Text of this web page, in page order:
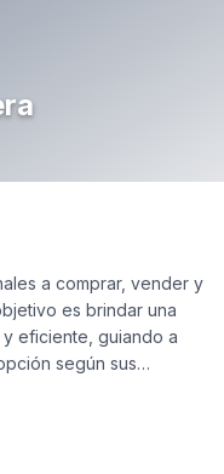
a comprar, vender y
es brindar una
eficiente, guiando a
según sus
inversión.
durante todo